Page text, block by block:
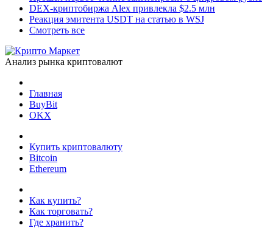
DEX-криптобиржа Alex привлекла $2.5 млн
Реакция эмитента USDT на статью в WSJ
Смотреть все
Анализ рынка криптовалют
Главная
BuyBit
OKX
Купить криптовалюту
Bitcoin
Ethereum
Как купить?
Как торговать?
Где хранить?